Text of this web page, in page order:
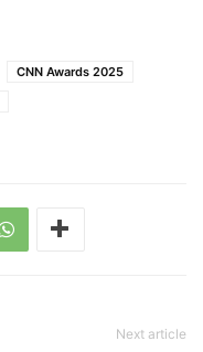
CNN Awards 2025
Next article